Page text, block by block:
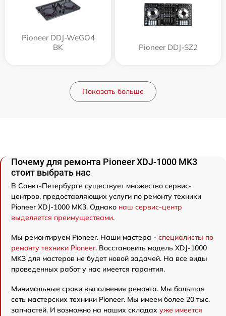
Pioneer DDJ-WeGO4
BK
Pioneer DDJ-SZ2
Показать больше
Почему для ремонта Pioneer XDJ-1000 MK3
стоит выбрать нас
В Санкт-Петербурге существует множество сервис-
центров, предоставляющих услуги по ремонту техники
Pioneer XDJ-1000 MK3. Однако наш сервис-центр
выделяется преимуществами.
Мы ремонтируем Pioneer. Наши мастера - специалисты по
ремонту техники Pioneer. Восстановить модель XDJ-1000
MK3 для мастеров не будет новой задачей. На все виды
проведенных работ у нас имеется гарантия.
Минимальные сроки выполнения ремонта. Мы большая
сеть мастерских техники Pioneer. Мы имеем более 20 тыс.
запчастей. И возможно на наших складах уже имеется